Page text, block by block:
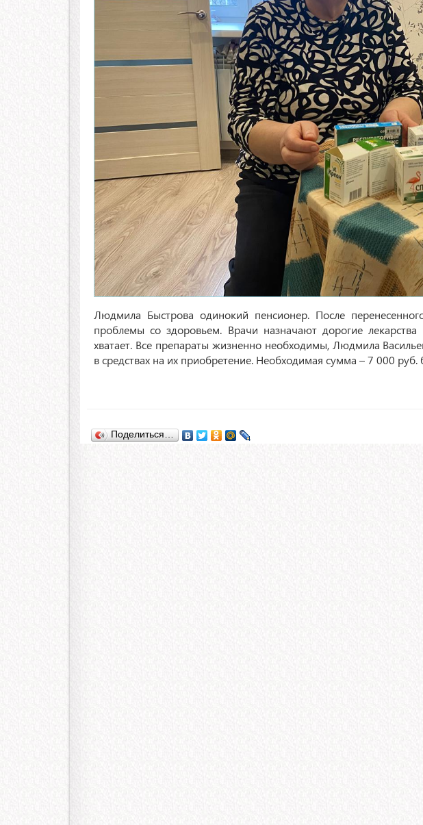
Людмила Быстрова одинокий пенсионер. После
проблемы со здоровьем. Врачи назначают дорогие
хватает. Все препараты жизненно необходимы, Людмила
в средствах на их приобретение. Необходимая сумма – 7 000 руб.
Поделиться…